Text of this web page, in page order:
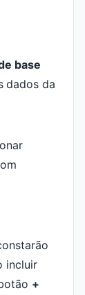
base
dados da
incluir
+